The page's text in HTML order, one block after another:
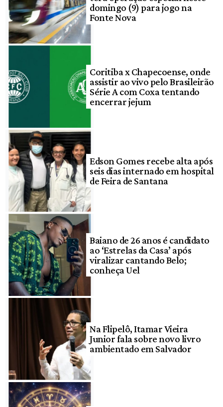
domingo (9) para jogo na
Fonte Nova
Coritiba x Chapecoense, onde
assistir ao vivo pelo Brasileirão
Série A com Coxa tentando
encerrar jejum
Edson Gomes recebe alta após
seis dias internado em hospital
de Feira de Santana
Baiano de 26 anos é candidato
ao ‘Estrelas da Casa’ após
viralizar cantando Belo;
conheça Uel
Na Flipelô, Itamar Vieira
Junior fala sobre novo livro
ambientado em Salvador